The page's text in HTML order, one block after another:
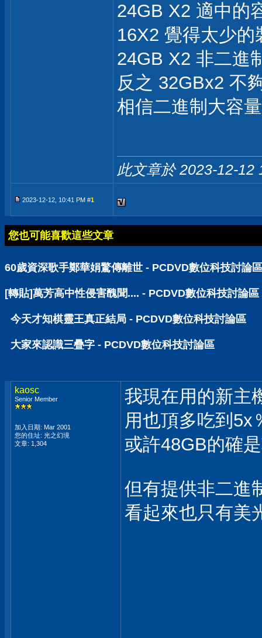
24GB X2 適中的
16X2 覺得太少
24GB X2 非二進
反之 32GBx2 不
相信二進制大容
此文章於 2023-12-12
2023-12-12, 10:41 PM #1
您也可能喜歡這些文章
60歲資深歌手鄭華娟驚傳離世 - PCDVD數位科技討論區
[轉貼]萬芳高中性侵害醜聞.... - PCDVD數位科技討論區
今天才知棋靈王真正結局 - PCDVD數位科技討論區
大家來認識三疊字 - PCDVD數位科技討論區
kaosc
Senior Member
加入日期: Mar 2001
您的住址: 光之幻境
文章: 1,304
我現在用的新主
用也頂多吃到5x
或許48GB的確
但有提供非二進
看起來也只有美